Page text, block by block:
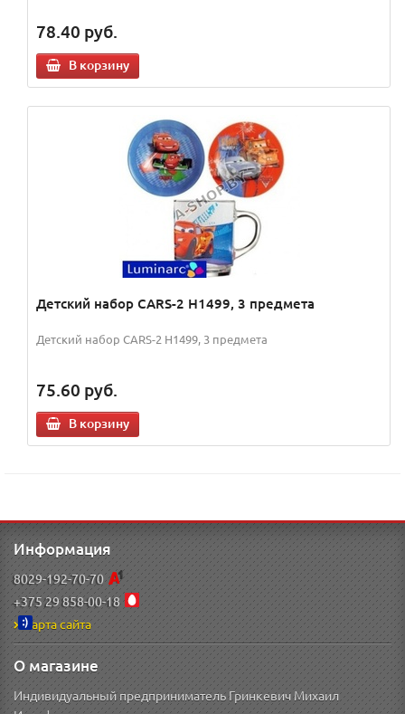
78.40 руб.
В корзину
Детский набор CARS-2 H1499, 3 предмета
Детский набор CARS-2 H1499, 3 предмета
75.60 руб.
В корзину
Информация
8029-192-70-70
+375 29 858-00-18
Карта сайта
О магазине
Индивидуальный предприниматель Гринкевич Михаил